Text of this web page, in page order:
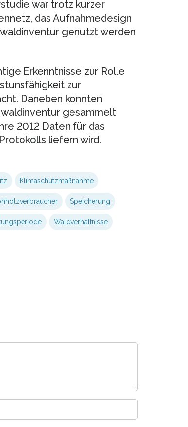
war trotz kurzer
das Aufnahmedesign
genutzt werden
Erkenntnisse zur Rolle
zur
Daneben konnten
gesammelt
2012 Daten für das
liefern wird.
Klimaschutzmaßnahme
Speicherung
Waldverhältnisse